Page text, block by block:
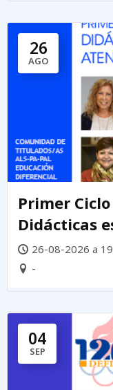
26
AGO
Primer
Didácticas
la26-08-2026 a
-
04
SEP